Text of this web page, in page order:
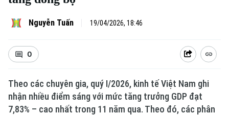
Nguyễn Tuấn 19/04/2026, 18:46
0
Theo các chuyên gia, quý I/2026, kinh tế Việt Nam ghi
nhận nhiều điểm sáng với mức tăng trưởng GDP đạt
7,83% – cao nhất trong 11 năm qua. Theo đó, các phân